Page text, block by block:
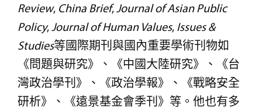
Review, China Brief,Journal of Asian Public
Policy,Journal of Human Values, Issues &
Studies等國際期刊與國內重要學術刊物如
《問題與研究》、《中國大陸研究》、《台
灣政治學刊》、《政治學報》、《戰略安全
研析》、《遠景基金會季刊》等。他也有多